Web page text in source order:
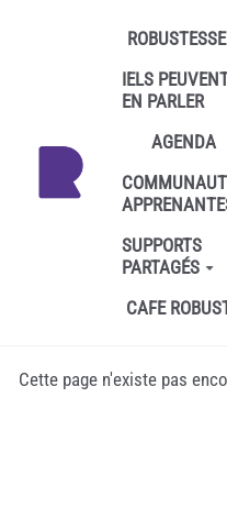
Aller au contenu principal
ROBUSTESSE
IELS
EN PARLER
AGENDA
SUPPORTS
PARTAGÉS
CAFE
Cette page n'existe pas